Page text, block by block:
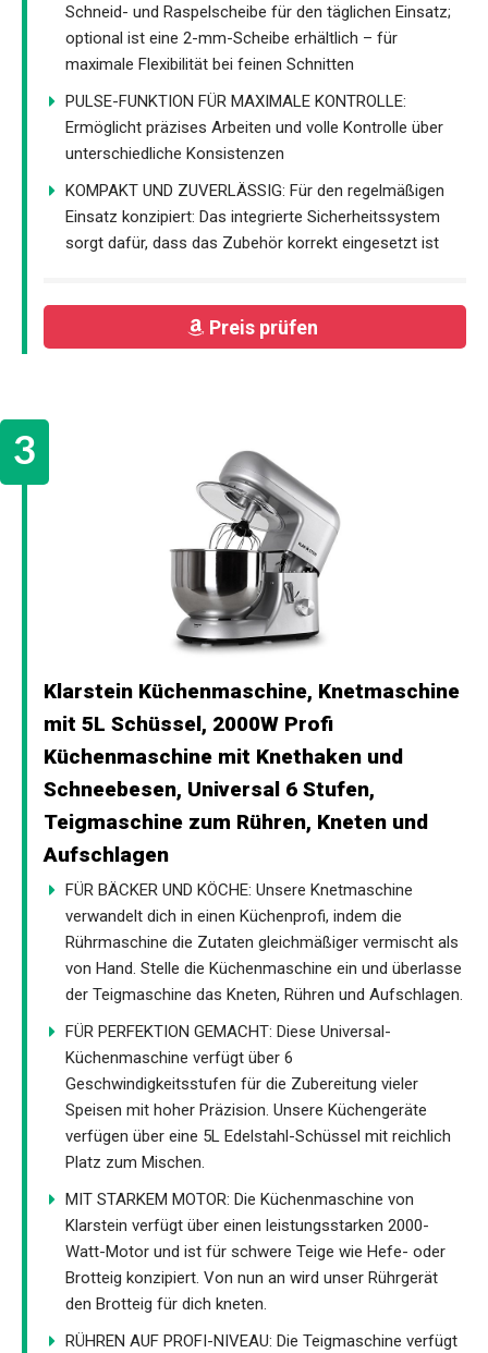
Schneid- und Raspelscheibe für den täglichen Einsatz;
optional ist eine 2-mm-Scheibe erhältlich – für
maximale Flexibilität bei feinen Schnitten
PULSE-FUNKTION FÜR MAXIMALE KONTROLLE:
Ermöglicht präzises Arbeiten und volle Kontrolle über
unterschiedliche Konsistenzen
KOMPAKT UND ZUVERLÄSSIG: Für den regelmäßigen
Einsatz konzipiert: Das integrierte Sicherheitssystem
sorgt dafür, dass das Zubehör korrekt eingesetzt ist
Preis prüfen
Klarstein Küchenmaschine, Knetmaschine
mit 5L Schüssel, 2000W Profi
Küchenmaschine mit Knethaken und
Schneebesen, Universal 6 Stufen,
Teigmaschine zum Rühren, Kneten und
Aufschlagen
FÜR BÄCKER UND KÖCHE: Unsere Knetmaschine
verwandelt dich in einen Küchenprofi, indem die
Rührmaschine die Zutaten gleichmäßiger vermischt als
von Hand. Stelle die Küchenmaschine ein und überlasse
der Teigmaschine das Kneten, Rühren und Aufschlagen.
FÜR PERFEKTION GEMACHT: Diese Universal-
Küchenmaschine verfügt über 6
Geschwindigkeitsstufen für die Zubereitung vieler
Speisen mit hoher Präzision. Unsere Küchengeräte
verfügen über eine 5L Edelstahl-Schüssel mit reichlich
Platz zum Mischen.
MIT STARKEM MOTOR: Die Küchenmaschine von
Klarstein verfügt über einen leistungsstarken 2000-
Watt-Motor und ist für schwere Teige wie Hefe- oder
Brotteig konzipiert. Von nun an wird unser Rührgerät
den Brotteig für dich kneten.
RÜHREN AUF PROFI-NIVEAU: Die Teigmaschine verfügt